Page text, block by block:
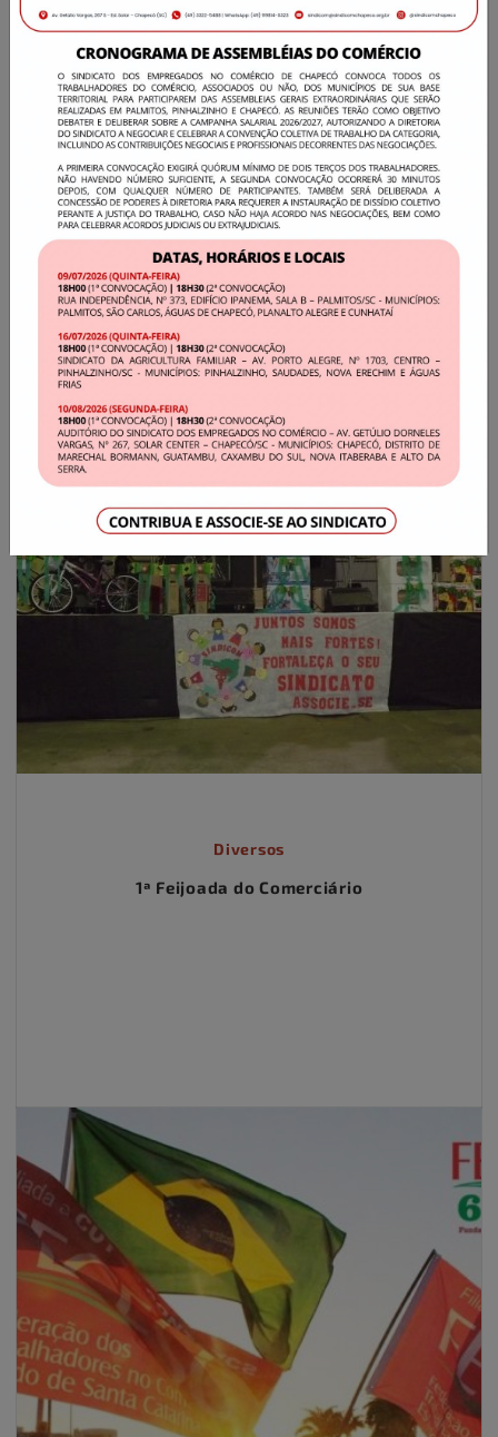
Diversos
Adiada a Portaria que altera regra para
trabalho em feriados no Comércio
Com atuação do Sindicom, os trabalhadores
comerciários de Chapecó e região já estão
amparados, com a garantia de negociação em
Convenção Coletiva da jornada de trabalho
em feriados
Diversos
1ª Feijoada do Comerciário